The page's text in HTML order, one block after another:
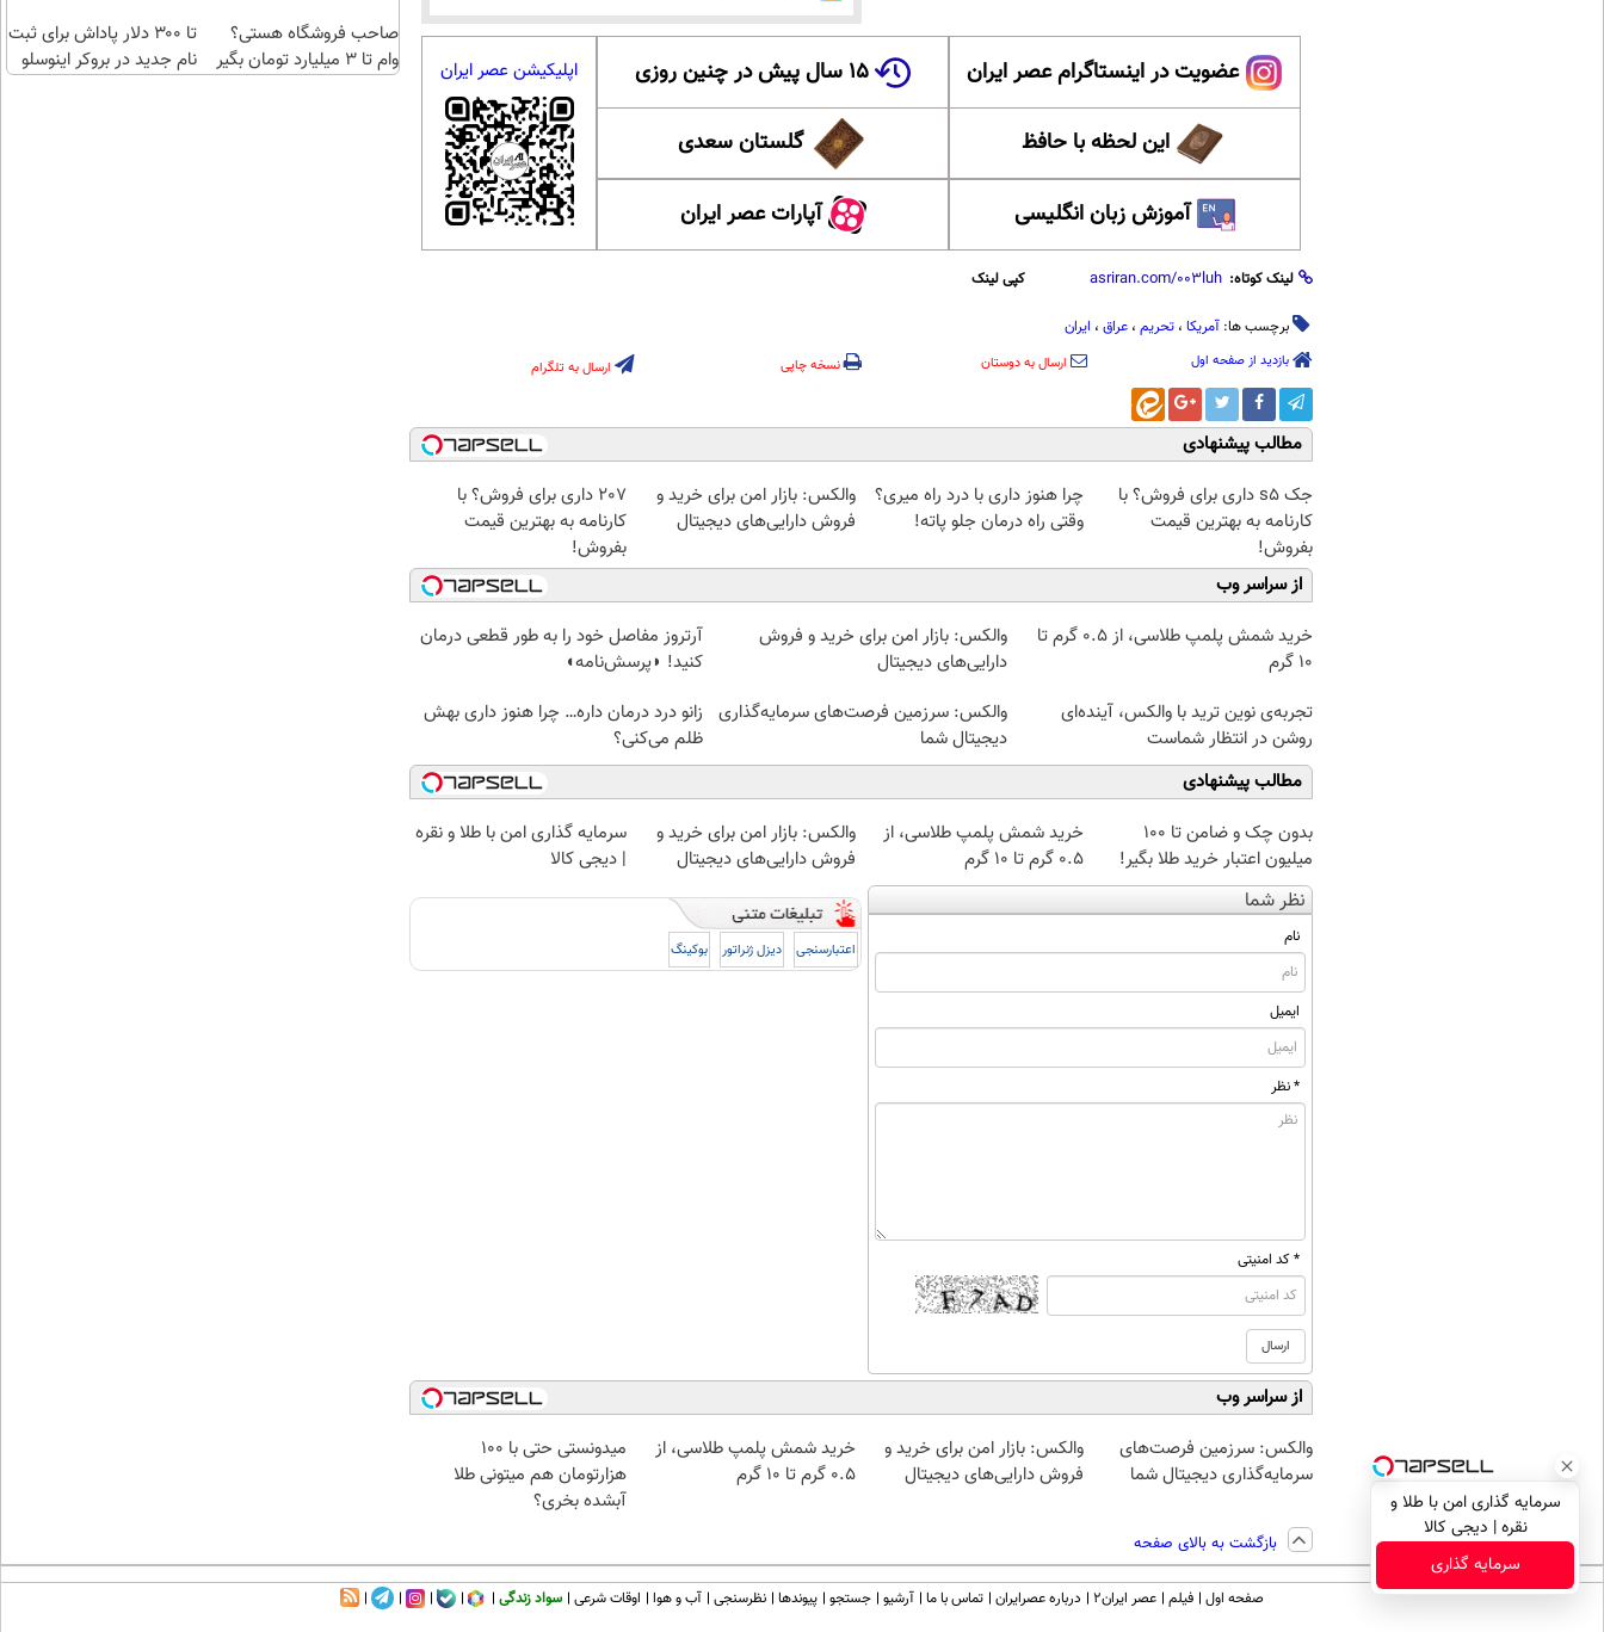
عضویت در اینستاگرام عصر ایران ۱۵ سال پیش در چنین روزی
این لحظه با حافظ گلستان سعدی
آموزش زبان انگلیسی آپارات عصر ایران
اپلیکیشن عصر ایران
لینک کوتاه: کپی لینک
برچسب ها: آمریکا ، تحریم ، عراق ، ایران
بازدید از صفحه اول ارسال به دوستان نسخه چاپی ارسال به تلگرام
مطالب پیشنهادی
جک s5 داری برای فروش؟ با
کارنامه به بهترین قیمت
بفروش!
چرا هنوز داری با درد راه میری؟
وقتی راه درمان جلو پاته!
والکس: بازار امن برای خرید و
فروش دارایی‌های دیجیتال
207 داری برای فروش؟ با
کارنامه به بهترین قیمت
بفروش!
از سراسر وب
خرید شمش پلمپ طلاسی، از ۰.۵ گرم تا
۱۰ گرم
والکس: بازار امن برای خرید و فروش
دارایی‌های دیجیتال
آرتروز مفاصل خود را به طور قطعی درمان
کنید! ◗پرسش‌نامه◖
تجربه‌ی نوین ترید با والکس، آینده‌ای
روشن در انتظار شماست
والکس: سرزمین فرصت‌های سرمایه‌گذاری
دیجیتال شما
زانو درد درمان داره… چرا هنوز داری بهش
ظلم می‌کنی؟
مطالب پیشنهادی
بدون چک و ضامن تا 100
میلیون اعتبار خرید طلا بگیر!
خرید شمش پلمپ طلاسی، از
۰.۵ گرم تا ۱۰ گرم
والکس: بازار امن برای خرید و
فروش دارایی‌های دیجیتال
سرمایه گذاری امن با طلا و نقره
| دیجی کالا
نظر شما
نام
ایمیل
* نظر
* کد امنیتی
اعتبارسنجی دیزل ژنراتور بوکینگ
از سراسر وب
والکس: سرزمین فرصت‌های
سرمایه‌گذاری دیجیتال شما
والکس: بازار امن برای خرید و
فروش دارایی‌های دیجیتال
خرید شمش پلمپ طلاسی، از
۰.۵ گرم تا ۱۰ گرم
میدونستی حتی با ۱۰۰
هزارتومان هم میتونی طلا
آبشده بخری؟
بازگشت به بالای صفحه
صاحب فروشگاه هستی؟
وام تا ۳ میلیارد تومان بگیر
تا ۳۰۰ دلار پاداش برای ثبت
نام جدید در بروکر اینوسلو
سرمایه گذاری امن با طلا و
نقره | دیجی کالا
سرمایه گذاری
صفحه اول فیلم عصر ایران۲ درباره عصرایران تماس با ما آرشیو جستجو پیوندها نظرسنجی آب و هوا اوقات شرعی سواد زندگی